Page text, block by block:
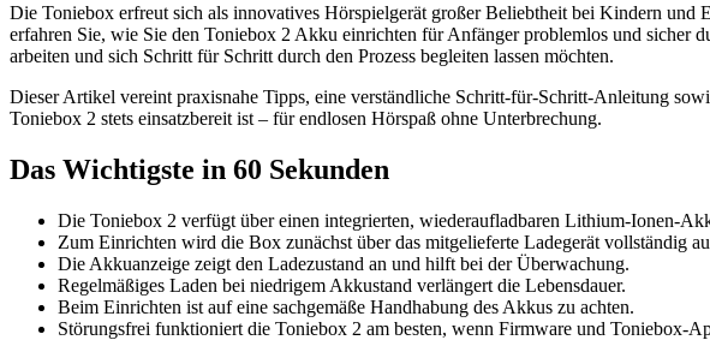
Die Toniebox erfreut sich als innovatives Hörspielgerät großer Beliebtheit bei Kindern
erfahren Sie, wie Sie den Toniebox 2 Akku einrichten für Anfänger problemlos und
arbeiten und sich Schritt für Schritt durch den Prozess begleiten lassen möchten.
Dieser Artikel vereint praxisnahe Tipps, eine verständliche Schritt-für-Schritt-Anleitung
Toniebox 2 stets einsatzbereit ist – für endlosen Hörspaß ohne Unterbrechung.
Das Wichtigste in 60 Sekunden
Die Toniebox 2 verfügt über einen integrierten, wiederaufladbaren Lithium-Ionen-
Zum Einrichten wird die Box zunächst über das mitgelieferte Ladegerät vollständig
Die Akkuanzeige zeigt den Ladezustand an und hilft bei der Überwachung.
Regelmäßiges Laden bei niedrigem Akkustand verlängert die Lebensdauer.
Beim Einrichten ist auf eine sachgemäße Handhabung des Akkus zu achten.
Störungsfrei funktioniert die Toniebox 2 am besten, wenn Firmware und Toniebox-